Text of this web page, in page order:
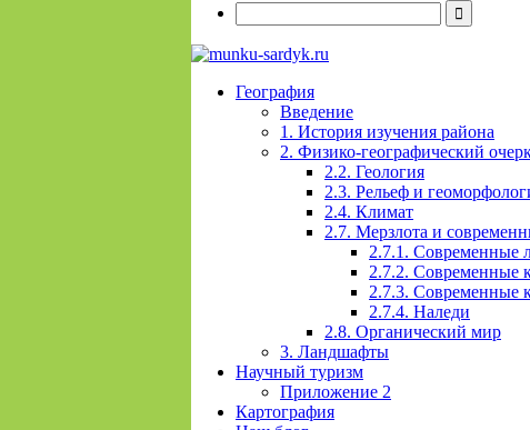
География
Введение
1. История изучения района
2. Физико-географический
2.2. Геология
2.3. Рельеф и
2.4. Климат
2.7. Мерзлота и
2.7.1. Современные
2.7.2. Современные
2.7.3. Современные
2.7.4. Наледи
2.8. Органический мир
3. Ландшафты
Научный туризм
Приложение 2
Картография